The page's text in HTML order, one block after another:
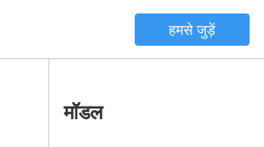
हमसे जुड़ें
मॉडल